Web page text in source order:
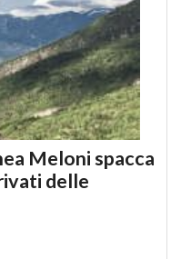
Meloni spacca
delle